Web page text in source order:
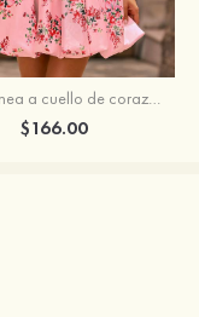
Vestido línea a cuello de corazón satén corto vestido para homecoming
$166.00